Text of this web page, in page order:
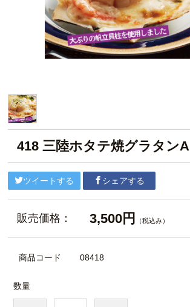
418 三陸ホタテ焼グラタンA
ツイートする シェアする
販売価格： 3,500円 （税込み）
商品コード 08418
数量